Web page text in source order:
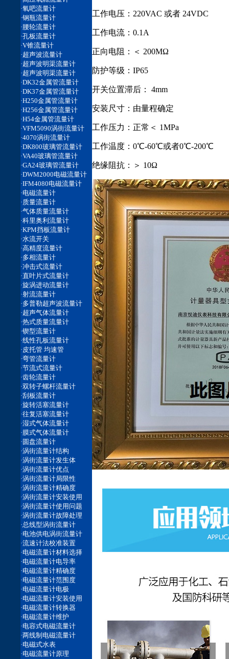
工作电压：220VAC 或者 24VDC
工作电流：0.1A
正向电阻：＜ 200MΩ
防护等级：IP65
开关位置滞后： 4mm
安装尺寸：由量程确定
工作压力：正常＜ 1MPa
工作温度：0℃-60℃或者0℃-200℃
绝缘阻抗：＞ 10Ω